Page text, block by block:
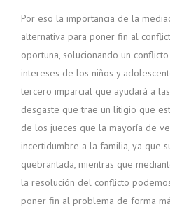
Por eso la importancia de la
alternativa para poner fin al
oportuna, solucionando un
intereses de los niños y
tercero imparcial que ayudará a
desgaste que trae un litigio que
de los jueces que la mayoría de
incertidumbre a la familia, ya que
quebrantada, mientras que
la resolución del conflicto
poner fin al problema de forma